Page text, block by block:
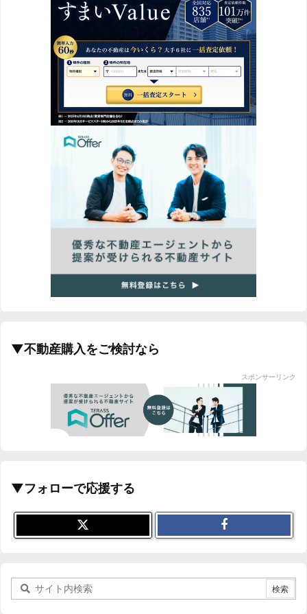
▼不動産購入をご検討なら
スポンサーリンク
▼フォローで応援する